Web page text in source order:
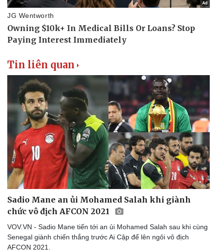
Thể thao
Bóng đá
Lịch thi đấu bóng đá
Thế giới thể thao
eSports
Hậu trường
Ô tô - Xe máy
Ô tô
Xe máy
Tư vấn
Tin liên quan
Sadio Mane an ủi Mohamed Salah khi giành
chức vô địch AFCON 2021
VOV.VN - Sadio Mane tiến tới an ủi Mohamed Salah sau khi cùng
Senegal giành chiến thắng trước Ai Cập để lên ngôi vô địch
AFCON 2021.